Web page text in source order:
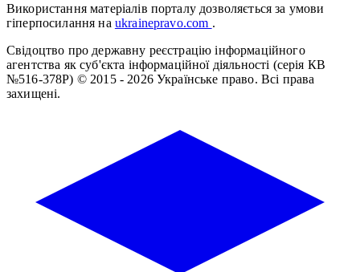
Використання матеріалів порталу дозволяється за умови
гіперпосилання на ukrainepravo.com .
Свідоцтво про державну реєстрацію інформаційного
агентства як суб'єкта інформаційної діяльності (серія КВ
№516-378Р) © 2015 - 2026 Українське право. Всі права
захищені.